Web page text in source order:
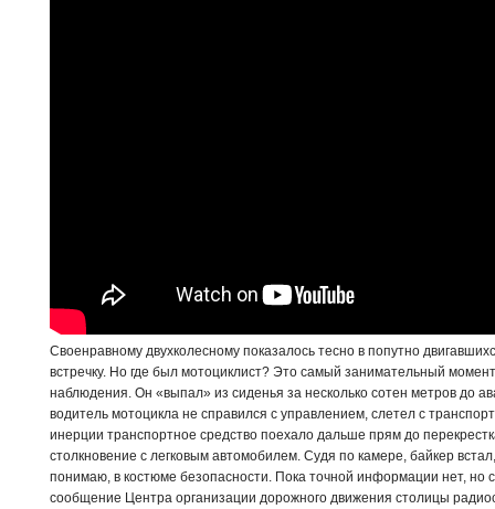
Своенравному двухколесному показалось тесно в попутно
встречку. Но где был мотоциклист? Это самый занимательный
наблюдения. Он «выпал» из сиденья за несколько сотен метров до
водитель мотоцикла не справился с управлением, слетел с
инерции транспортное средство поехало дальше прям до
столкновение с легковым автомобилем. Судя по камере, байкер
понимаю, в костюме безопасности. Пока точной информации нет, но
сообщение Центра организации дорожного движения столицы